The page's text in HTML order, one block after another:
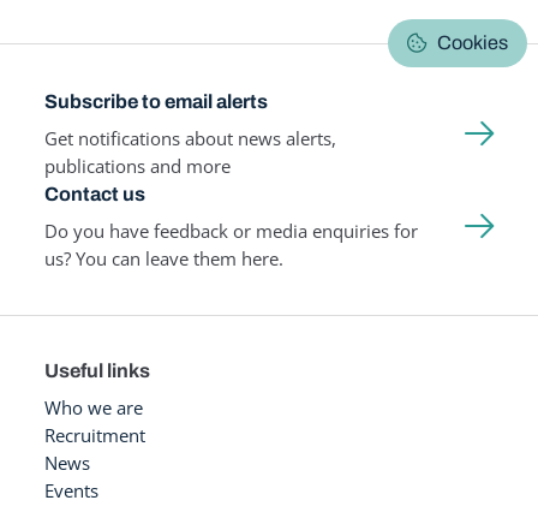
Cookies
Subscribe to email alerts
Get notifications about news alerts,
publications and more
Contact us
Do you have feedback or media enquiries for
us? You can leave them here.
Useful links
Who we are
Recruitment
News
Events